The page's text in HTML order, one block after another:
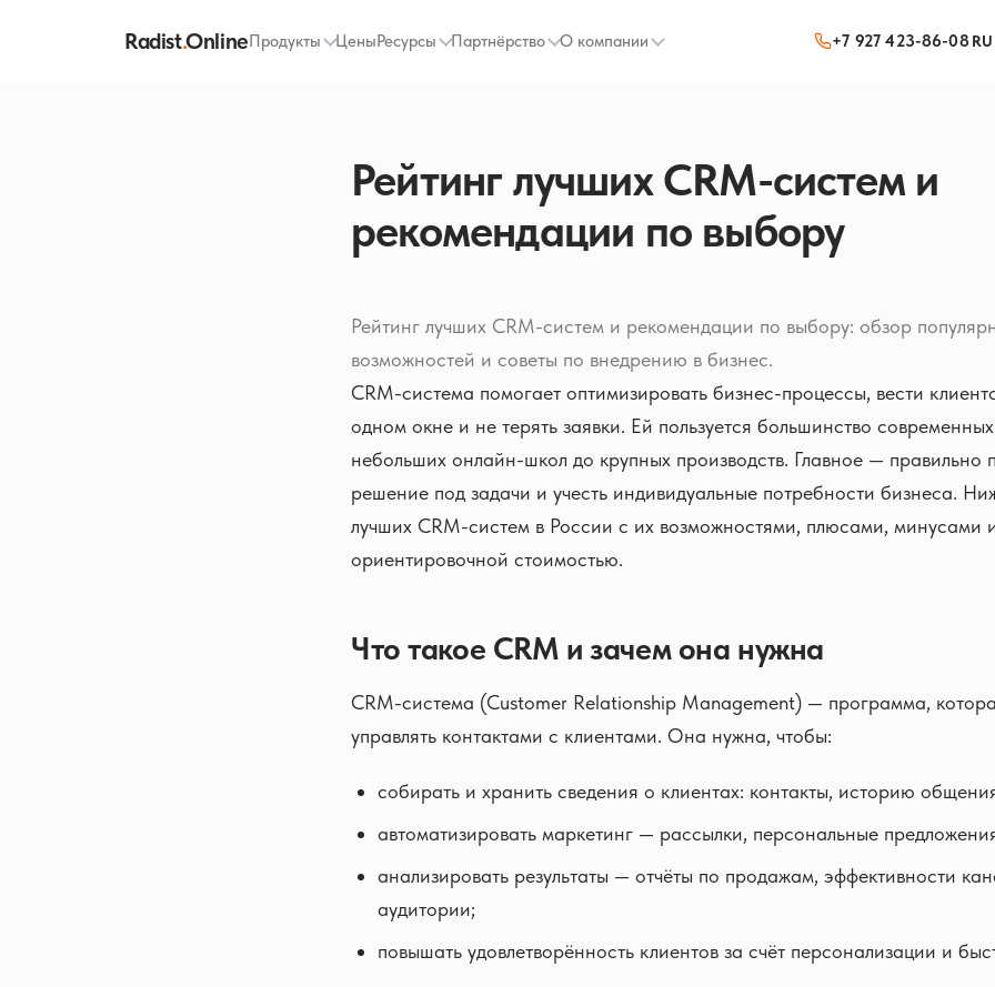
Radist.OnlineПродукты ЦеныРесурсы Партнёрство О компании +7 927 423-86-08 RU
Рейтинг лучших CRM-систем и
рекомендации по выбору
Рейтинг лучших CRM-систем и рекомендации по выбору: обзор
возможностей и советы по внедрению в бизнес.
CRM-система помогает оптимизировать бизнес-процессы, вести
одном окне и не терять заявки. Ей пользуется большинство
небольших онлайн-школ до крупных производств. Главное — правильно
решение под задачи и учесть индивидуальные потребности бизнеса.
лучших CRM-систем в России с их возможностями, плюсами, минусами
ориентировочной стоимостью.
Что такое CRM и зачем она нужна
CRM-система (Customer Relationship Management) — программа,
управлять контактами с клиентами. Она нужна, чтобы:
собирать и хранить сведения о клиентах: контакты, историю
автоматизировать маркетинг — рассылки, персональные
анализировать результаты — отчёты по продажам, эффективности
аудитории;
повышать удовлетворённость клиентов за счёт персонализации и